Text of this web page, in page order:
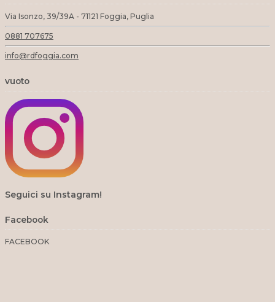
Via Isonzo, 39/39A - 71121 Foggia, Puglia
0881 707675
info@rdfoggia.com
vuoto
Seguici su Instagram!
Facebook
FACEBOOK